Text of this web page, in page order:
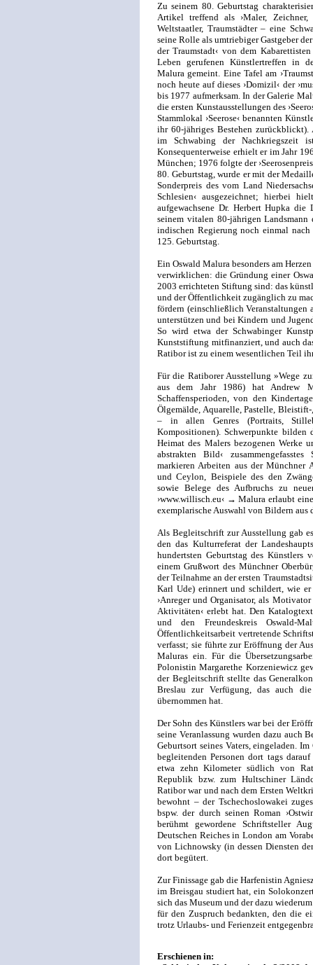
Zu seinem 80. Geburtstag
Artikel treffend als ›Maler, Zeichner,
Weltstaatler, Traumstädter – eine
seine Rolle als umtriebiger Gastgeber
der Traumstadt‹ von dem
Leben gerufenen Künstlertreffen in
Malura gemeint. Eine Tafel am
noch heute auf dieses ›Domizil‹ der
bis 1977 aufmerksam. In der Galerie
die ersten Kunstausstellungen des
Stammlokal ›Seerose‹ benannten
ihr 60-jähriges Bestehen
im Schwabing der Nachkriegszeit
Konsequenterweise erhielt er im Jahr
München; 1976 folgte der
80. Geburtstag, wurde er mit der
Sonderpreis des vom Land
Schlesien‹ ausgezeichnet; hierbei
aufgewachsene Dr. Herbert Hupka
seinem vitalen 80-jährigen
indischen Regierung noch einmal
125. Geburtstag.
Ein Oswald Malura besonders am
verwirklichen: die Gründung einer
2003 errichteten Stiftung sind: das
und der Öffentlichkeit zugänglich zu
fördern (einschließlich Veranstaltungen
unterstützen und bei Kindern und
So wird etwa der Schwabinger
Kunststiftung mitfinanziert, und auch
Ratibor ist zu einem wesentlichen Teil
Für die Ratiborer Ausstellung »Wege
aus dem Jahr 1986) hat Andrew
Schaffensperioden, von den
Ölgemälde, Aquarelle, Pastelle,
– in allen Genres (Portraits,
Kompositionen). Schwerpunkte bilden
Heimat des Malers bezogenen Werke
abstrakten Bild‹
markieren Arbeiten aus der Münchner
und Ceylon, Beispiele des den
sowie Belege des Aufbruchs zu
›www.willisch.eu‹ → Malura erlaubt
exemplarische Auswahl von Bildern aus
Als Begleitschrift zur Ausstellung gab
den das Kulturreferat der
hundertsten Geburtstag des Künstlers
einem Grußwort des Münchner
der Teilnahme an der ersten
Karl Ude) erinnert und schildert, wie
›Anreger und Organisator, als
Aktivitäten‹ erlebt hat. Den
und den Freundeskreis Oswald-
Öffentlichkeitsarbeit vertretende
verfasst; sie führte zur Eröffnung der
Maluras ein. Für die
Polonistin Margarethe Korzeniewicz
der Begleitschrift stellte das
Breslau zur Verfügung, das auch
übernommen hat.
Der Sohn des Künstlers war bei der
seine Veranlassung wurden dazu auch
Geburtsort seines Vaters, eingeladen.
begleitenden Personen dort tags
etwa zehn Kilometer südlich von
Republik bzw. zum Hultschiner
Ratibor war und nach dem Ersten
bewohnt – der Tschechoslowakei
bspw. der durch seinen Roman
berühmt gewordene Schriftsteller
Deutschen Reiches in London am
von Lichnowsky (in dessen Diensten
dort begütert.
Zur Finissage gab die Harfenistin
im Breisgau studiert hat, ein
sich das Museum und der dazu
für den Zuspruch bedankten, den die
trotz Urlaubs- und Ferienzeit
Erschienen in: